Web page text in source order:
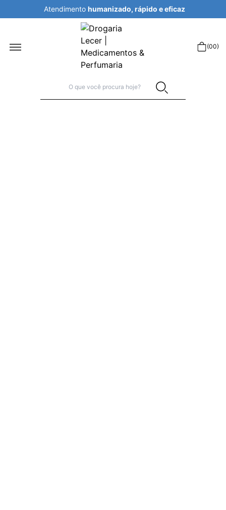
Atendimento humanizado, rápido e eficaz
(00)